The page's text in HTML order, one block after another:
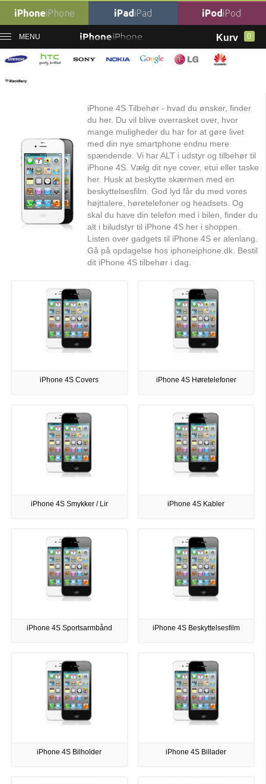
iPhoneiPhone iPadiPad iPodiPod
MENU Kurv 0
iPhone Tilbehør iPhone 4S Tilbehør
iPhone 4S Tilbehør
iPhone 4S Tilbehør - hvad du ønsker, finder
du her. Du vil blive overrasket over, hvor
mange muligheder du har for at gøre livet
med din nye smartphone endnu mere
spændende. Vi har ALT i udstyr og tilbehør til
iPhone 4S. Vælg dit nye cover, etui eller taske
her. Husk at beskytte skærmen med en
beskyttelsesfilm. God lyd får du med vores
højttalere, høretelefoner og headsets. Og
skal du have din telefon med i bilen, finder du
alt i biludstyr til iPhone 4S her i shoppen.
Listen over gadgets til iPhone 4S er alenlang.
Gå på opdagelse hos iphoneiphone.dk. Bestil
dit iPhone 4S tilbehør i dag.
iPhone 4S Covers iPhone 4S Høretelefoner
iPhone 4S Smykker / Lir iPhone 4S Kabler
iPhone 4S Sportsarmbånd iPhone 4S Beskyttelsesfilm
iPhone 4S Bilholder iPhone 4S Billader